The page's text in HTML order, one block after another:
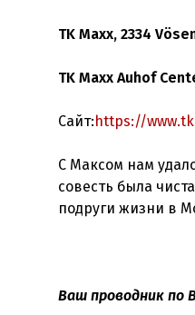
TK Maxx, 2334
TK Maxx Auhof
Сайт:https://
С Максом нам
совесть была
подруги жизни в
Ваш проводник по